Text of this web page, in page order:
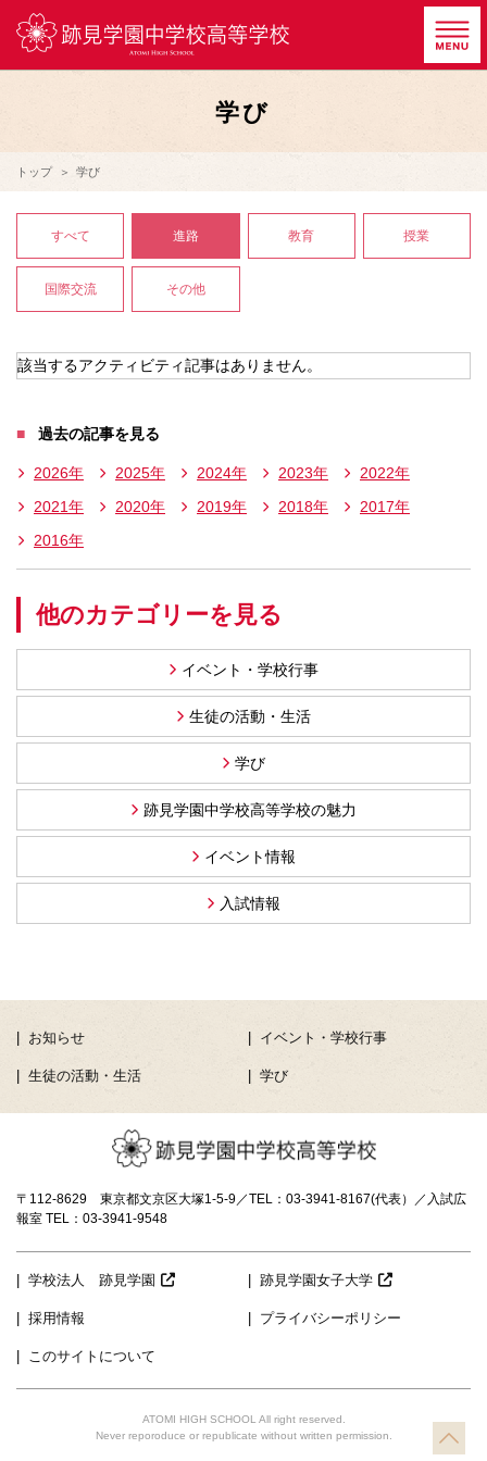
学び
トップ 学び
すべて 進路 教育 授業
国際交流 その他
該当するアクティビティ記事はありません。
過去の記事を見る
2026年 2025年 2024年 2023年
2022年
2021年
2020年 2019年 2018年
2017年
2016年
他のカテゴリーを見る
イベント・学校行事
生徒の活動・生活
学び
跡見学園中学校高等学校の魅力
イベント情報
入試情報
お知らせ イベント・学校行事
生徒の活動・生活 学び
〒112-8629 東京都文京区大塚1-5-9／TEL：03-3941-8167(代表）／入試広
報室 TEL：03-3941-9548
学校法人 跡見学園 跡見学園女子大学
採用情報 プライバシーポリシー
このサイトについて
ATOMI HIGH SCHOOL All right reserved.
Never reporoduce or republicate without written permission.